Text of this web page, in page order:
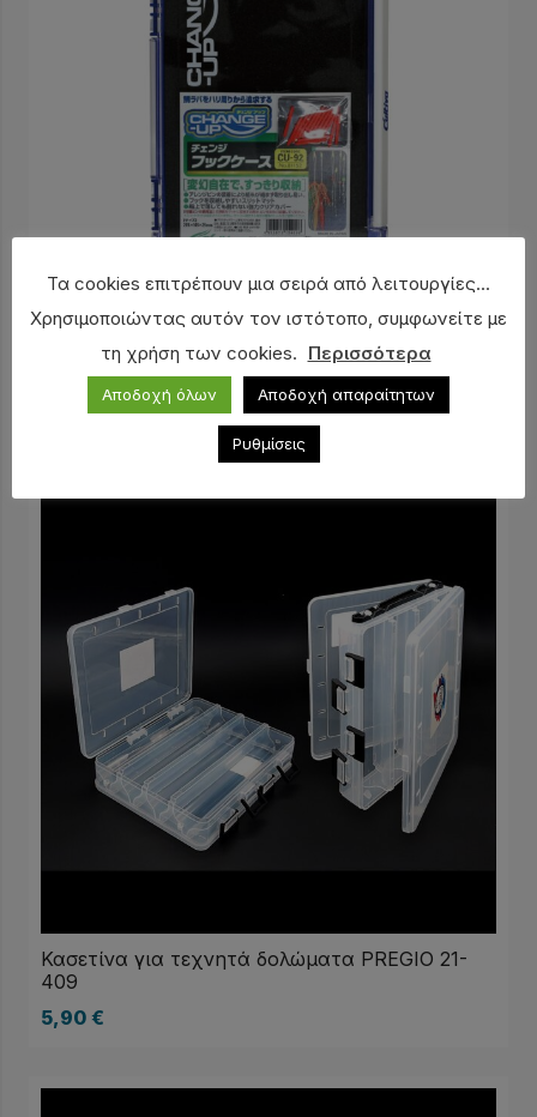
Κασετίνα OWNER για τρέσες και assist (81152
CU-92)
19,50€
Κασετίνα για τεχνητά δολώματα PREGIO 21-
409
5,90 €
Τα cookies επιτρέπουν μια σειρά από λειτουργίες...
Χρησιμοποιώντας αυτόν τον ιστότοπο, συμφωνείτε με
τη χρήση των cookies. Περισσότερα
Αποδοχή όλων Αποδοχή απαραίτητων
Ρυθμίσεις